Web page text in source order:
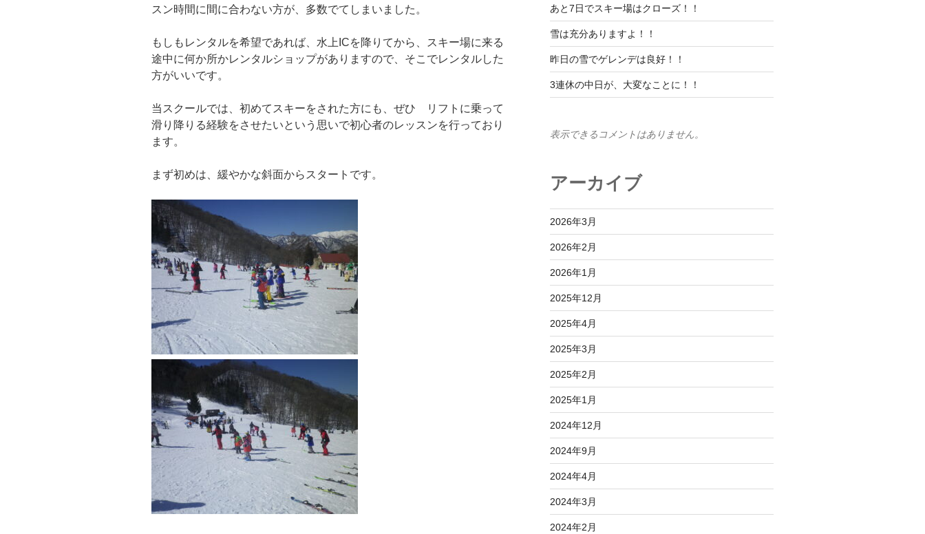
スン時間に間に合わない方が、多数でてしまいました。
もしもレンタルを希望であれば、水上ICを降りてから、スキー場に来る
途中に何か所かレンタルショップがありますので、そこでレンタルした
方がいいです。
当スクールでは、初めてスキーをされた方にも、ぜひ リフトに乗って
滑り降りる経験をさせたいという思いで初心者のレッスンを行っており
ます。
まず初めは、緩やかな斜面からスタートです。
あと7日でスキー場はクローズ！！
雪は充分ありますよ！！
昨日の雪でゲレンデは良好！！
3連休の中日が、大変なことに！！
表示できるコメントはありません。
アーカイブ
2026年3月
2026年2月
2026年1月
2025年12月
2025年4月
2025年3月
2025年2月
2025年1月
2024年12月
2024年9月
2024年4月
2024年3月
2024年2月